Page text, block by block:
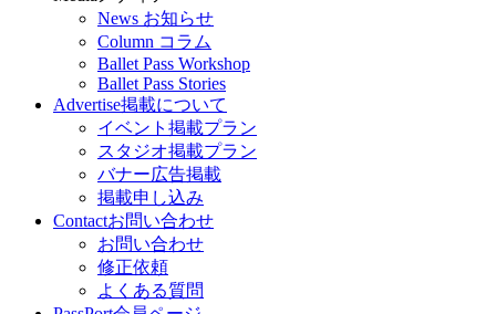
News お知らせ
Column コラム
Ballet Pass Workshop
Ballet Pass Stories
Advertise掲載について
イベント掲載プラン
スタジオ掲載プラン
バナー広告掲載
掲載申し込み
Contactお問い合わせ
お問い合わせ
修正依頼
よくある質問